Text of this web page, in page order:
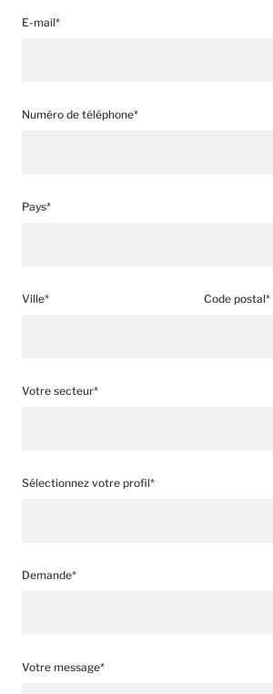
E-mail*
Numéro de téléphone*
Pays*
Ville* Code postal*
Votre secteur*
Sélectionnez votre profil*
Demande*
Votre message*